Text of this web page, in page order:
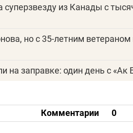
суперзвезду из Канады с
но с 35-летним
на заправке: один день с «Ак
Комментарии 0